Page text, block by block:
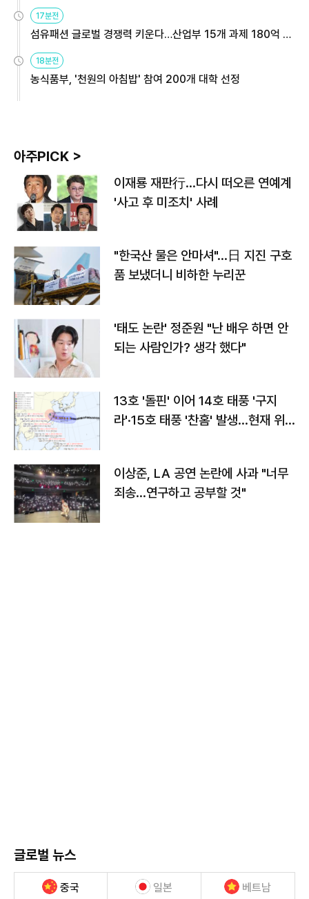
용해야
17분전
섬유패션 글로벌 경쟁력 키운다…산업부 15개 과제 180억 지
원
18분전
농식품부, '천원의 아침밥' 참여 200개 대학 선정
아주PICK >
이재룡 재판行…다시 떠오른 연예계
'사고 후 미조치' 사례
"한국산 물은 안마셔"…日 지진 구호
품 보냈더니 비하한 누리꾼
'태도 논란' 정준원 "난 배우 하면 안
되는 사람인가? 생각 했다"
13호 '돌핀' 이어 14호 태풍 '구지
라'·15호 태풍 '찬홈' 발생…현재 위
이상준, LA 공연 논란에 사과 "너무
죄송…연구하고 공부할 것"
글로벌 뉴스
중국 일본 베트남